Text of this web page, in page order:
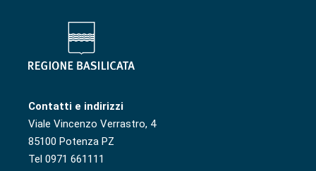
Contatti e indirizzi
Viale Vincenzo Verrastro, 4
85100 Potenza PZ
Tel 0971 661111